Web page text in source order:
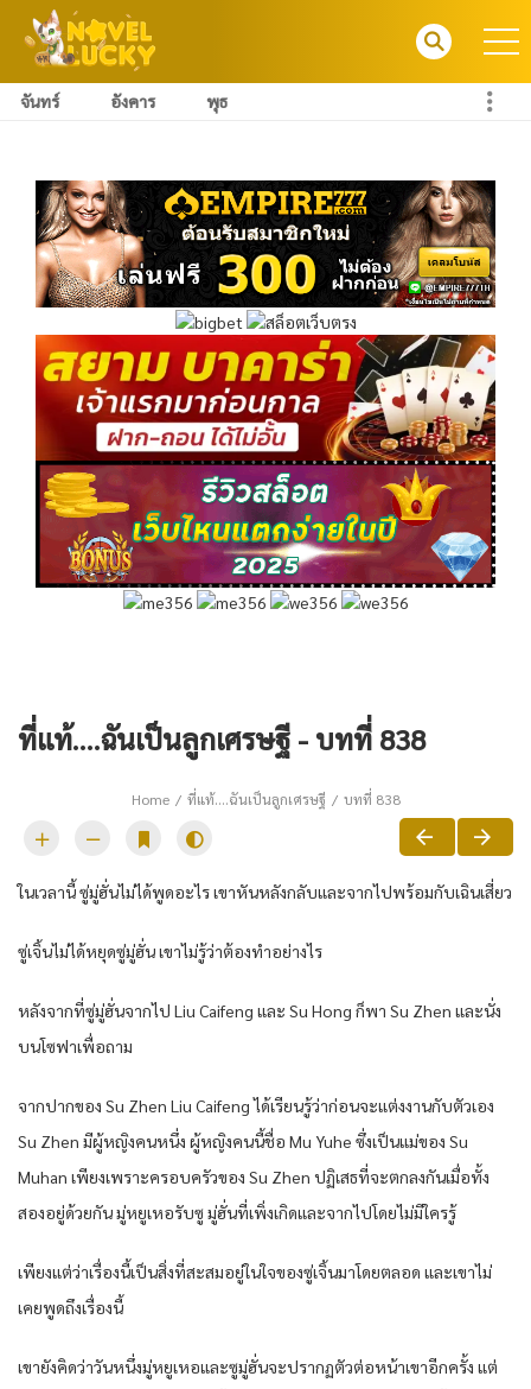
จันทร์ อังคาร พุธ
ที่แท้….ฉันเป็นลูกเศรษฐี - บทที่ 838
Home ที่แท้….ฉันเป็นลูกเศรษฐี บทที่ 838
ในเวลานี้ ซู่มู่ฮั่นไม่ได้พูดอะไร เขาหันหลังกลับและจากไปพร้อมกับเฉินเสี่ยว
ซู่เจิ้นไม่ได้หยุดซู่มู่ฮั่น เขาไม่รู้ว่าต้องทำอย่างไร
หลังจากที่ซู่มู่ฮั่นจากไป Liu Caifeng และ Su Hong ก็พา Su Zhen และนั่ง
บนโซฟาเพื่อถาม
จากปากของ Su Zhen Liu Caifeng ได้เรียนรู้ว่าก่อนจะแต่งงานกับตัวเอง
Su Zhen มีผู้หญิงคนหนึ่ง ผู้หญิงคนนี้ชื่อ Mu Yuhe ซึ่งเป็นแม่ของ Su
Muhan เพียงเพราะครอบครัวของ Su Zhen ปฏิเสธที่จะตกลงกันเมื่อทั้ง
สองอยู่ด้วยกัน มู่หยูเหอรับซู มู่ฮั่นที่เพิ่งเกิดและจากไปโดยไม่มีใครรู้
เพียงแต่ว่าเรื่องนี้เป็นสิ่งที่สะสมอยู่ในใจของซู่เจิ้นมาโดยตลอด และเขาไม่
เคยพูดถึงเรื่องนี้
เขายังคิดว่าวันหนึ่งมู่หยูเหอและซูมู่ฮั่นจะปรากฏตัวต่อหน้าเขาอีกครั้ง แต่